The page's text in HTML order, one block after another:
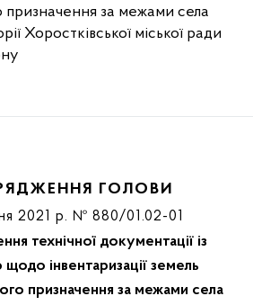
призначення за межами села
Хоростківської міської ради
ГОЛОВИ
2021 р. № 880/01.02-01
технічної документації із
інвентаризації земель
призначення за межами села